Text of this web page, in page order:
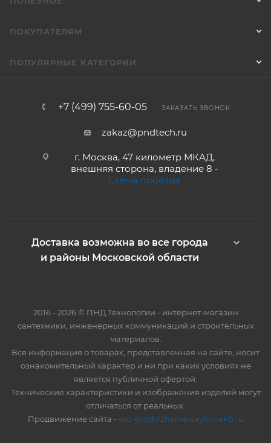
ПОКУПАТЕЛЯМ
ПОПУЛЯРНЫЕ КАТЕГОРИИ
+7 (499) 755-60-05 ЗАКАЗАТЬ ЗВОНОК
zakaz@pndtech.ru
г. Москва, 47 километр МКАД,
внешняя сторона, владение 8 -
Схема проезда
Доставка возможна во все города
и районы Московской области
2016 - 2026 © ПНД Технологии - интернет-магазин
сантехники, инженерных коммуникаций и строительных
материалов.
Вся информация о товарах, представленная на сайте, носит
ознакомительный характер и ни при каких условиях не
является публичной офертой.
Технические характеристики и изображения изделий могут
отличаться от реальных.
Продвижение сайта - seo-prodvizhenie-saytov-ekb.ru